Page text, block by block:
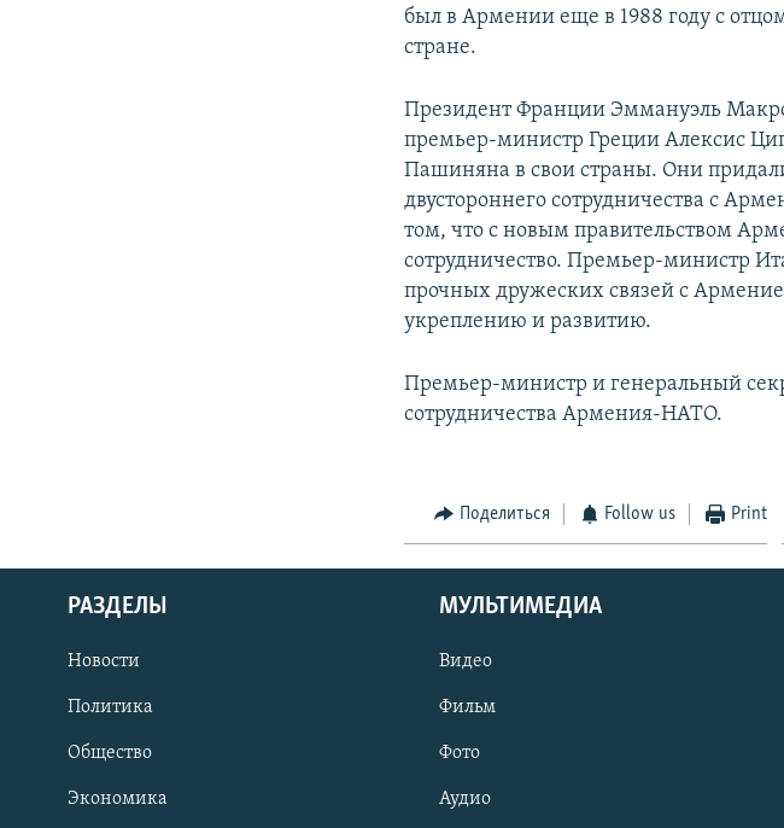
был в Армении еще в 1988 году с
стране.
Президент Франции Эммануэль
премьер-министр Греции Алексис
Пашиняна в свои страны. Они
двустороннего сотрудничества с
том, что с новым правительством
сотрудничество. Премьер-министр
прочных дружеских связей с
укреплению и развитию.
Премьер-министр и генеральный
сотрудничества Армения-НАТО.
Поделиться Follow us Print
РАЗДЕЛЫ
Новости
Политика
Общество
Экономика
МУЛЬТИМЕДИА
Видео
Фильм
Фото
Аудио